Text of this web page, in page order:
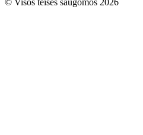
© Visos teisės saugomos 2026